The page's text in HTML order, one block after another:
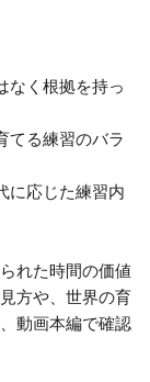
なく根拠を持っ
てる練習のバラ
に応じた練習内
れた時間の価値
方や、世界の育
動画本編で確認